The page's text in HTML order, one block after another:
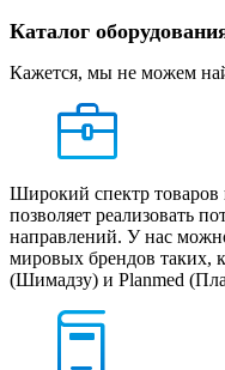
Каталог
Кажется, мы не можем
Широкий спектр товаров
позволяет реализовать
направлений. У нас
мировых брендов таких,
(Шимадзу) и Planmed